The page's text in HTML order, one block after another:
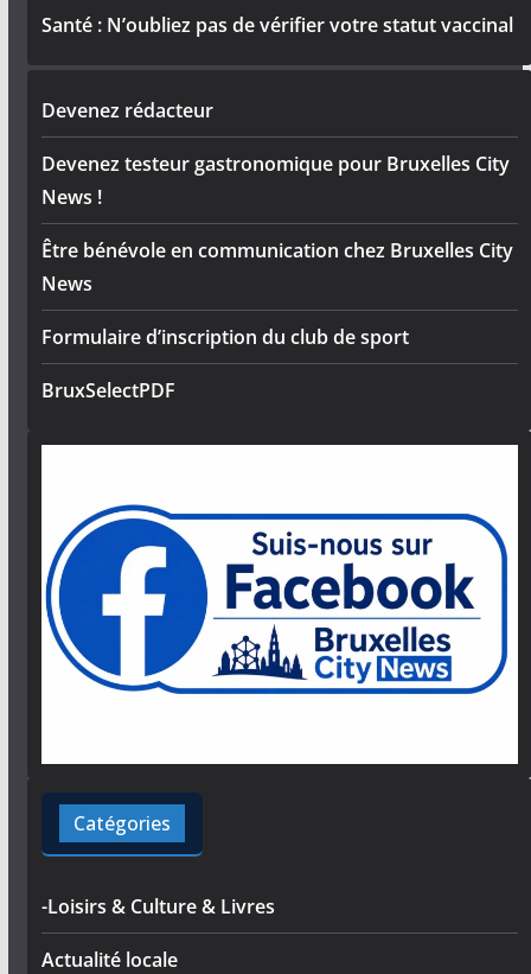
Santé : N’oubliez pas de vérifier votre statut vaccinal
Devenez rédacteur
Devenez testeur gastronomique pour Bruxelles City
News !
Être bénévole en communication chez Bruxelles City
News
Formulaire d’inscription du club de sport
BruxSelectPDF
Catégories
-Loisirs & Culture & Livres
Actualité locale